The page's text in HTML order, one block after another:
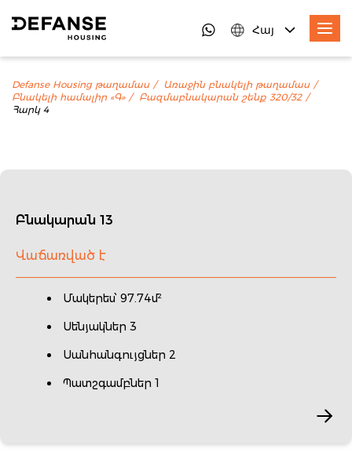
Հայ
Defanse Housing թաղամաս
Առաջին բնակելի թաղամաս
Բնակելի համալիր «Գ»
Բազմաբնակարան շենք 320/32
Հարկ 4
Բնակարան 13
Վաճառված է
Մակերես՝ 97.74մ²
Սենյակներ 3
Սանհանգույցներ 2
Պատշգամբներ 1